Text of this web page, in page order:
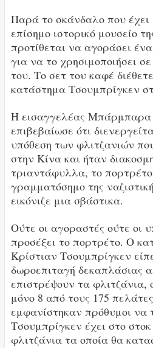
Παρά το σκάνδαλο που έχει
επίσημο ιστορικό μουσείο
προτίθεται να αγοράσει
για να το χρησιμοποιήσει
του. Το σετ του καφέ
κατάστημα Τσουμπρίγκεν
Η εισαγγελέας Μπάρμπαρα
επιβεβαίωσε ότι
υπόθεση των φλιτζανιών
στην Κίνα και ήταν
τριαντάφυλλα, το
γραμματόσημο της
εικόνιζε μια σβάστικα.
Ούτε οι αγοραστές ούτε οι
προσέξει το πορτρέτο. Ο
Κρίστιαν Τσουμπρίγκεν
δωροεπιταγή δεκαπλάσιας
επιστρέψουν τα
μόνο 8 από τους 175
εμφανίστηκαν πρόθυμοι
Τσουμπρίγκεν έχει στο
φλιτζάνια τα οποία θα